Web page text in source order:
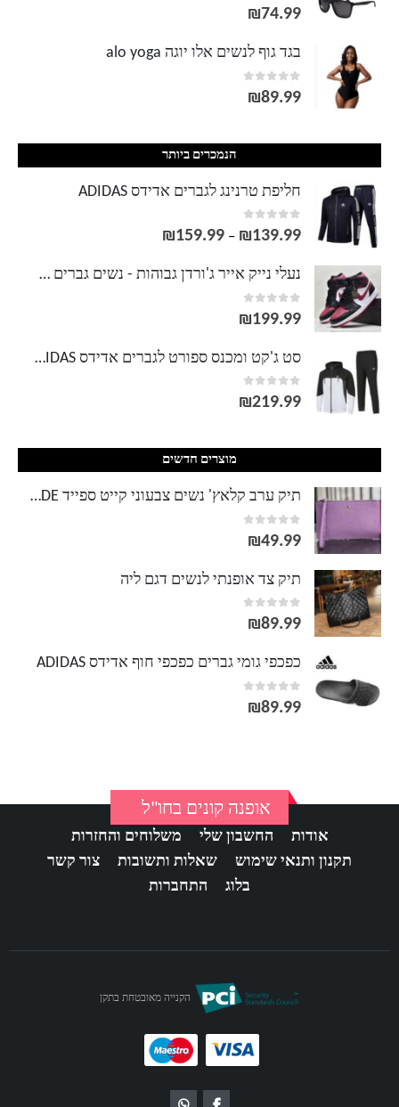
0
out of 5
₪74.99
בגד גוף לנשים אלו יוגה alo yoga
0
out of 5
₪89.99
הנמכרים ביותר
חליפת טרנינג לגברים אדידס ADIDAS
0
out of 5
₪139.99
–
₪159.99
נעלי נייק אייר ג'ורדן גבוהות - נשים גברים NIKE AIR JORDAN
0
out of 5
₪199.99
סט ג'קט ומכנס ספורט לגברים אדידס ADIDAS
0
out of 5
₪219.99
מוצרים חדשים
תיק ערב קלאץ' נשים צבעוני קייט ספייד KATE SPADE
0
out of 5
₪49.99
תיק צד אופנתי לנשים דגם ליה
0
out of 5
₪89.99
כפכפי גומי גברים כפכפי חוף אדידס ADIDAS
0
out of 5
₪89.99
אופנה קונים בחו"ל
אודות החשבון שלי
משלוחים והחזרות
תקנון ותנאי שימוש
שאלות ותשובות
צור קשר
בלוג
התחברות
הקנייה מאובטחת בתקן